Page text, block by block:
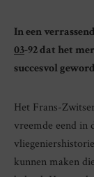
In een
03-92 dat het
succesvol
Het Frans-
vreemde eend in
kunnen maken